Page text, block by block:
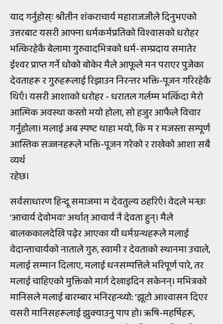
याद गर्नुहोस्ः श्रीतीन शंकराचार्य महाराजजीले दिनुभएको
उत्तरबाट यसरी आफ्ना धर्मकर्मप्रतिको विश्वासको धरोहर
भत्किरहेकै बेलामा गुरुवादभित्रको धर्म-सम्प्रदाय समातेर
ईश्वर प्राप्त गर्ने धोको बोकेर मैले आफूले मन पराएर पुजेका
देवताहरू र गुरुहरूलाई रिझाउन निरन्तर भक्ति-पूजन गरिरहेकै
थिएँ। यसरी आशाको धरोहर - धरातल गर्लम्म भत्किँदा मेरो
आत्मिक अवस्था कस्तो भयो होला, सो हजुर आफैले विचार
गर्नुहोला। मलाई अब स्पष्ट थाहा भयो, कि म र मजस्ता सम्पूर्ण
आस्तिक सज्जनहरूले भक्ति-पूजन गरेको र राखेको आशा सबै
व्यर्थ
रहेछ।
सर्वसाधारण हिन्दू समाजमा म देवतुल्य ठहरिएँ। वेदले भन्छः
‘आचार्य देवोभवः' अर्थात् आचार्य नै देवता हुन्। मैले
बालककालदेखि पढ़ेर आएका यी धर्मग्रन्थहरूले मलाई
वेदान्ताचार्यको नाताले गुरु, स्वामी र देवताको स्थानमा उचाले,
मलाई सम्मान दिलाए, मलाई धनसम्पत्तिले भरिपूर्ण पारे, तर
मलाई चाहिएको मुक्तिको मार्ग देखाइदिन सकेनन्। मभित्रको
मानिसले मलाई बारम्बार भनिरहन्थ्यो: 'झूटो आश्वासन दिएर
यसरी मानिसहरूलाई झुक्याउनु पाप हो। ऋषि-महर्षिहरू,